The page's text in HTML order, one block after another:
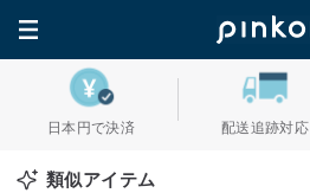
日本円で決済 配送追跡対応
類似アイテム